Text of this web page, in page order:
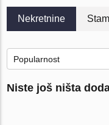
Nekretnine
Popularnost
Niste još ništa